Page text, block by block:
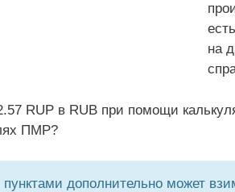
на
RUP в RUB при помощи
ПМР?
дополнительно может